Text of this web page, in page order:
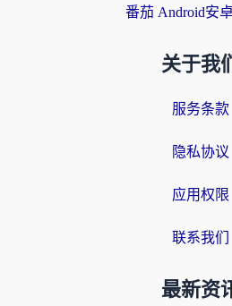
番茄 Android安
关于我们
服务条款
隐私协议
应用权限
联系我们
最新资